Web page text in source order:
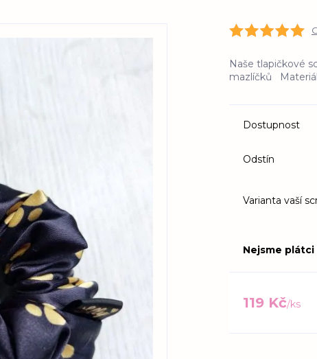
Naše tlapičkové
mazlíčků
Dostupnost
Odstín
Varianta vaší
Nejsme plátci
119 Kč/ks